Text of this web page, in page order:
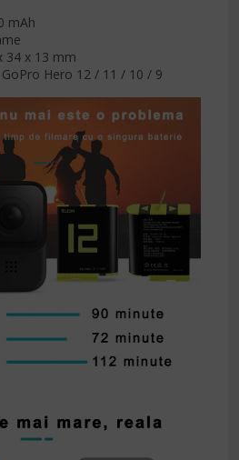
mAh
34 x 13 mm
Hero 12 / 11 / 10 / 9